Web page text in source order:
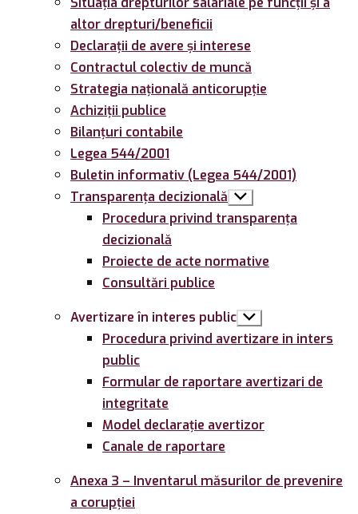
altor drepturi/beneficii
Declarații de avere și interese
Contractul colectiv de muncă
Strategia națională anticorupție
Achiziții publice
Bilanțuri contabile
Legea 544/2001
Buletin informativ (Legea 544/2001)
Transparența decizională Arată
submeniul
Procedura privind transparența
decizională
Proiecte de acte normative
Consultări publice
Avertizare în interes public Arată
submeniul
Procedura privind avertizare in inters
public
Formular de raportare avertizari de
integritate
Model declarație avertizor
Canale de raportare
Anexa 3 – Inventarul măsurilor de prevenire
a corupției